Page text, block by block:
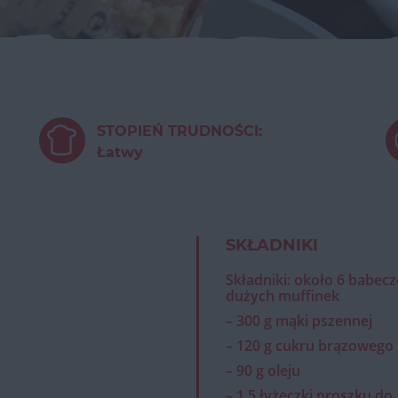
STOPIEŃ TRUDNOŚCI:
Łatwy
SKŁADNIKI
Składniki: około 6
dużych muffinek
– 300 g mąki pszennej
– 120 g cukru brązowego
– 90 g oleju